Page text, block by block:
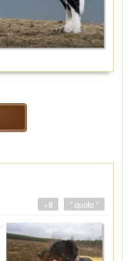
" quote "
+8